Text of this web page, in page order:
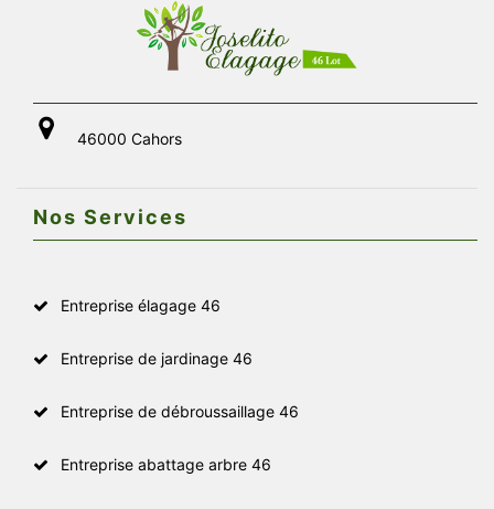
46000 Cahors
Nos Services
Entreprise élagage 46
Entreprise de jardinage 46
Entreprise de débroussaillage 46
Entreprise abattage arbre 46